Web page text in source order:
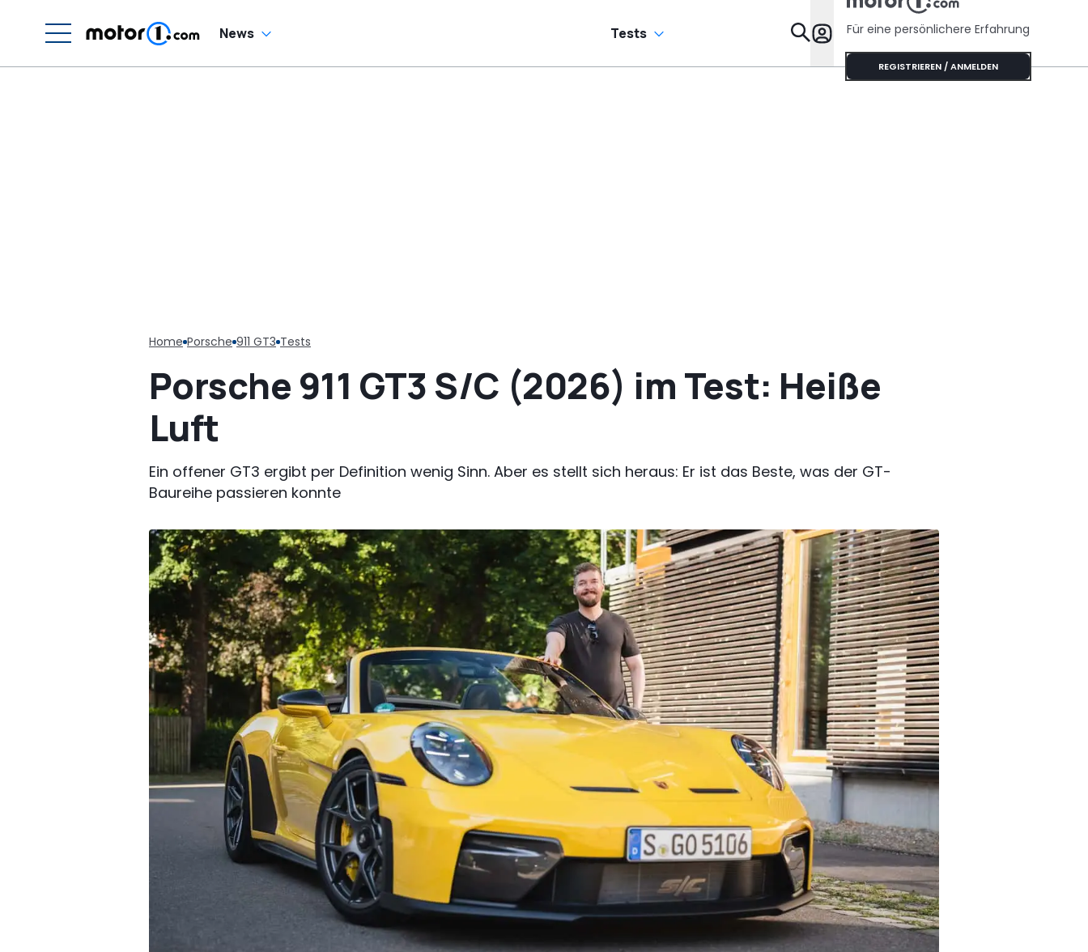
News Tests Specials
Für eine persönlichere Erfahrung
REGISTRIEREN / ANMELDEN
Home Porsche 911 GT3 Tests
Porsche 911 GT3 S/C (2026) im Test: Heiße
Luft
Ein offener GT3 ergibt per Definition wenig Sinn. Aber es stellt sich heraus: Er ist das Beste, was der GT-
Baureihe passieren konnte